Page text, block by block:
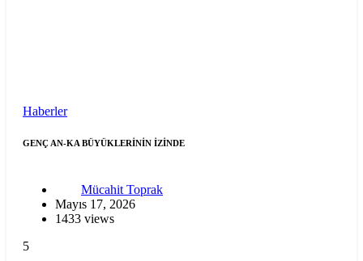
Haberler
GENÇ AN-KA BÜYÜKLERİNİN İZİNDE
Mücahit Toprak
Mayıs 17, 2026
1433 views
5